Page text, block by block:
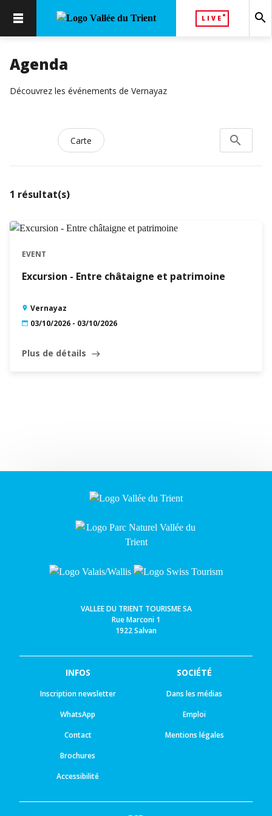
LIVE search
Agenda
Découvrez les événements de Vernayaz
search
Carte
1 résultat(s)
EVENT
Excursion - Entre châtaigne et patrimoine
Vernayaz
03/10/2026 - 03/10/2026
Plus de détails east
VALLEE DU TRIENT TOURISME SA
Rue Marconi 1
1922 Salvan
INFOS
Inscription newsletter
WhatsApp
Contact
Brochures
Accessibilité
SOCIÉTÉ
Dans les médias
Emploi
Mentions légales